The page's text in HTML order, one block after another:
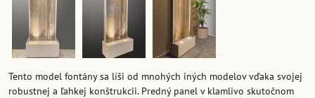
Tento model fontány sa líši od mnohých iných modelov vďaka svojej
robustnej a ľahkej konštrukcii. Predný panel v klamlivo skutočnom